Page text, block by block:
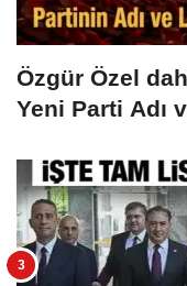
Özgür Özel
Yeni Parti Adı